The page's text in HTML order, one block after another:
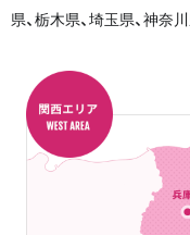
県、栃木県、埼玉県、神奈